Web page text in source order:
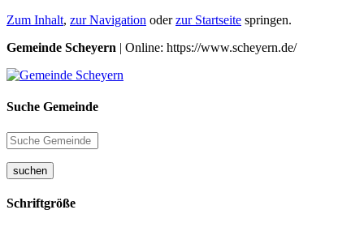
Zum Inhalt, zur Navigation oderzur Startseite springen.
Gemeinde Scheyern | Online: https://www.scheyern.de/
Suche Gemeinde
suchen
Schriftgröße